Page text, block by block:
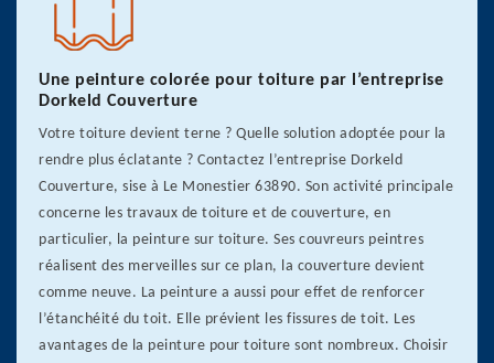
Une peinture colorée pour toiture par l’entreprise
Dorkeld Couverture
Votre toiture devient terne ? Quelle solution adoptée pour la
rendre plus éclatante ? Contactez l’entreprise Dorkeld
Couverture, sise à Le Monestier 63890. Son activité principale
concerne les travaux de toiture et de couverture, en
particulier, la peinture sur toiture. Ses couvreurs peintres
réalisent des merveilles sur ce plan, la couverture devient
comme neuve. La peinture a aussi pour effet de renforcer
l’étanchéité du toit. Elle prévient les fissures de toit. Les
avantages de la peinture pour toiture sont nombreux. Choisir